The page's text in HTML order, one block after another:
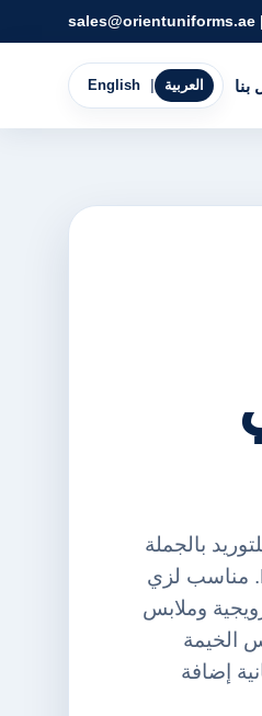
|
sales@orientuniforms.ae
بنا English العربية
بالجملة
ضمن فئة هودي أساسي من أورينت يونيفورمز FZE. مناسب لزي
وملابس
الخيمة
إضافة